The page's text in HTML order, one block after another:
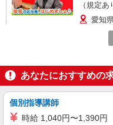
（規定あり） ゜+゜・。○。・゜+
+゜ 入社祝
頂くと, イ
い・週
+゜・。
愛知
紹介予定派遣
株式会社シエロ
月給
間6か月
あなたにおすすめの
個別指導講師
時給 1,040円〜1,390円